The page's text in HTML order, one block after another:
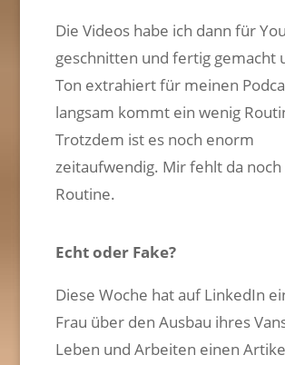
Die Videos habe ich dann für
geschnitten und fertig gemacht
Ton extrahiert für meinen
langsam kommt ein wenig
Trotzdem ist es noch enorm
zeitaufwendig. Mir fehlt da noch
Routine.
Echt oder Fake?
Diese Woche hat auf LinkedIn
Frau über den Ausbau ihres
Leben und Arbeiten einen